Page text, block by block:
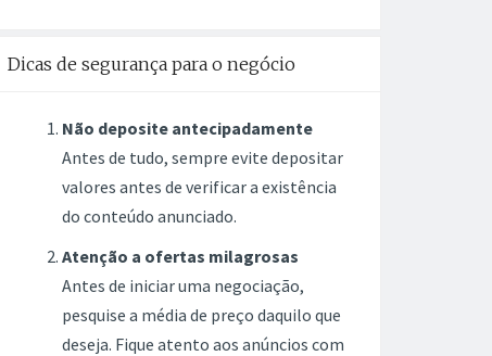
Dicas de segurança para o negócio
Não deposite antecipadamente
Antes de tudo, sempre evite depositar
valores antes de verificar a existência
do conteúdo anunciado.
Atenção a ofertas milagrosas
Antes de iniciar uma negociação,
pesquise a média de preço daquilo que
deseja. Fique atento aos anúncios com